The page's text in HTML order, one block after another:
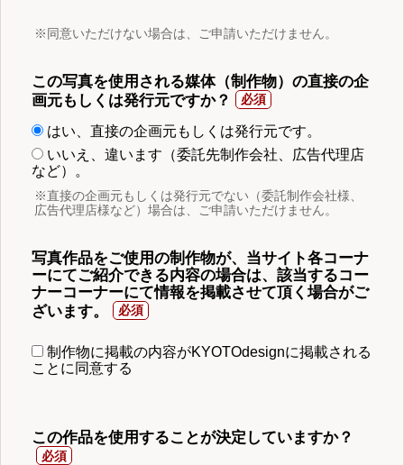
※同意いただけない場合は、ご申請いただけません。
この写真を使用される媒体（制作物）の直接の企
画元もしくは発行元ですか？
はい、直接の企画元もしくは発行元です。
いいえ、違います（委託先制作会社、広告代理店
など）。
※直接の企画元もしくは発行元でない（委託制作会社様、
広告代理店様など）場合は、ご申請いただけません。
写真作品をご使用の制作物が、当サイト各コーナ
ーにてご紹介できる内容の場合は、該当するコー
ナーコーナーにて情報を掲載させて頂く場合がご
ざいます。
制作物に掲載の内容がKYOTOdesignに掲載される
ことに同意する
この作品を使用することが決定していますか？